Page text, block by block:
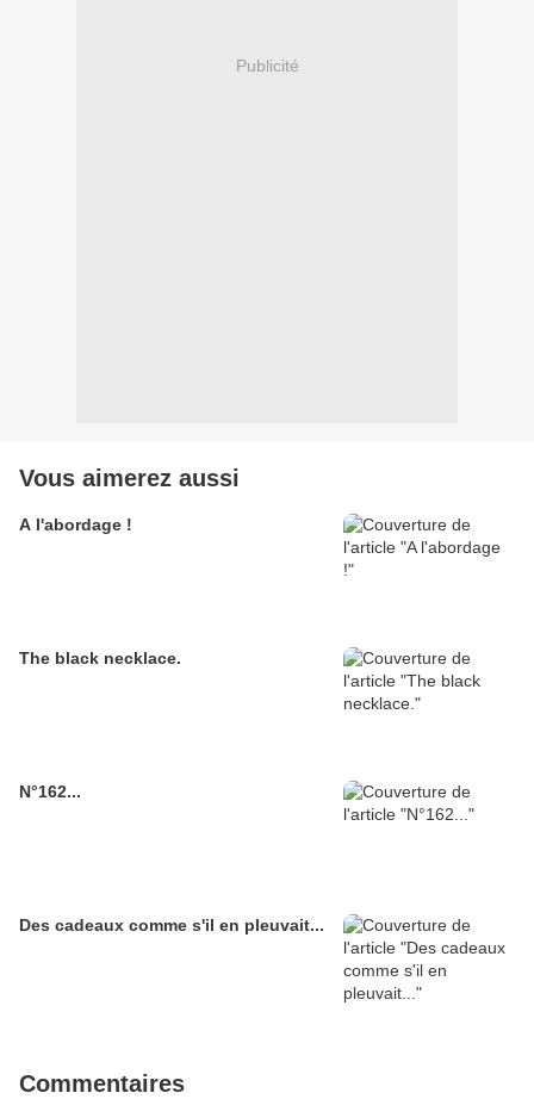
Publicité
Vous aimerez aussi
A l'abordage !
The black necklace.
N°162...
Des cadeaux comme s'il en pleuvait...
Commentaires